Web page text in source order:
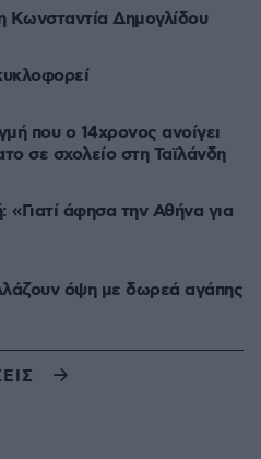
Δημογλίδου
που ο 14χρονος ανοίγει
σε σχολείο στη Ταϊλάνδη
«Γιατί άφησα την Αθήνα για
όψη με δωρεά αγάπης